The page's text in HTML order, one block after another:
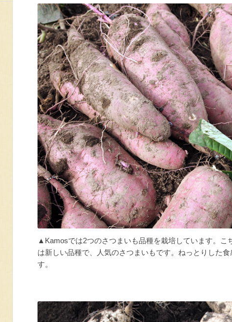
▲Kamosでは2つのさつまいも品種を栽培しています。こ
は新しい品種で、人気のさつまいもです。ねっとりした
す。